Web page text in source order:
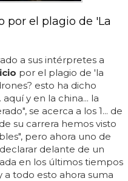
por el plagio de 'La
a sus intérpretes a
por el plagio de 'la
esto ha dicho
aquí y en la china... la
se acerca a los 1... de
su carrera hemos visto
pero ahora uno de
delante de un
en los últimos tiempos
a todo esto ahora suma